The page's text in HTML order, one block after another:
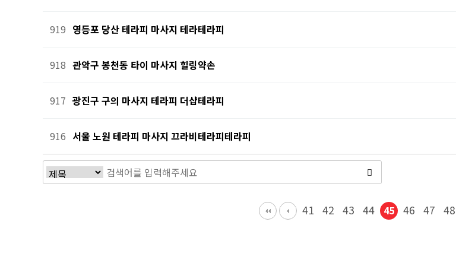
919 영등포 당산 테라피 마사지 테라테라피
918 관악구 봉천동 타이 마사지 힐링약손
917 광진구 구의 마사지 테라피 더샵테라피
916 서울 노원 테라피 마사지 끄라비테라피테라피
41 42 43 44 45 46 47 48